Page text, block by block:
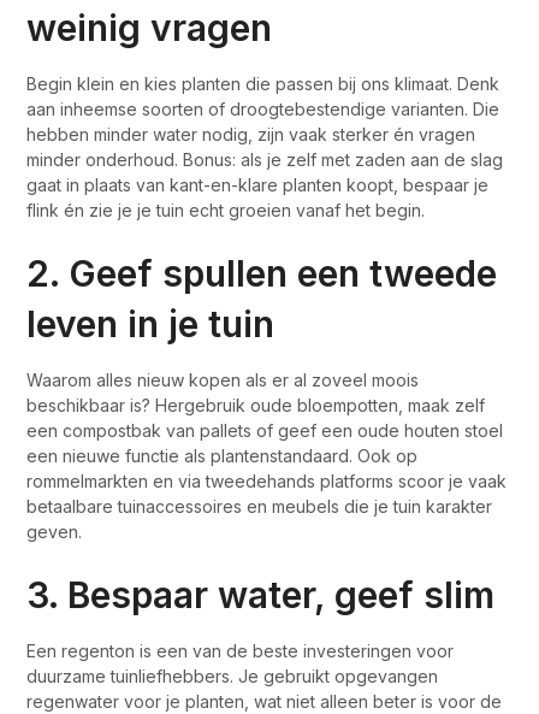
weinig vragen
Begin klein en kies planten die passen bij ons klimaat. Denk
aan inheemse soorten of droogtebestendige varianten. Die
hebben minder water nodig, zijn vaak sterker én vragen
minder onderhoud. Bonus: als je zelf met zaden aan de slag
gaat in plaats van kant-en-klare planten koopt, bespaar je
flink én zie je je tuin echt groeien vanaf het begin.
2. Geef spullen een tweede
leven in je tuin
Waarom alles nieuw kopen als er al zoveel moois
beschikbaar is? Hergebruik oude bloempotten, maak zelf
een compostbak van pallets of geef een oude houten stoel
een nieuwe functie als plantenstandaard. Ook op
rommelmarkten en via tweedehands platforms scoor je vaak
betaalbare tuinaccessoires en meubels die je tuin karakter
geven.
3. Bespaar water, geef slim
Een regenton is een van de beste investeringen voor
duurzame tuinliefhebbers. Je gebruikt opgevangen
regenwater voor je planten, wat niet alleen beter is voor de